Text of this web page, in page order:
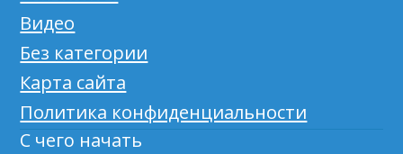
Видео
Без категории
Карта сайта
Политика конфиденциальности
С чего начать